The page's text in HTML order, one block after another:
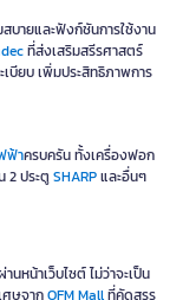
บายและฟังก์ชันการใช้งาน
ที่ส่งเสริมสรีรศาสตร์
เบียบ เพิ่มประสิทธิภาพการ
ฟ้าครบครัน ทั้งเครื่องฟอก
2 ประตูSHARPและอื่นๆ
หน้าเว็บไซต์ ไม่ว่าจะเป็น
ศษจากOFM Mallที่คัดสรร